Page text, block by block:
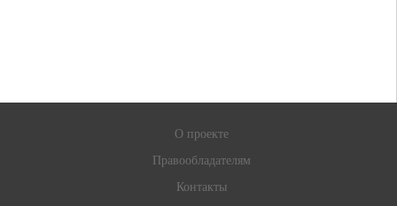
О проекте
Правообладателям
Контакты